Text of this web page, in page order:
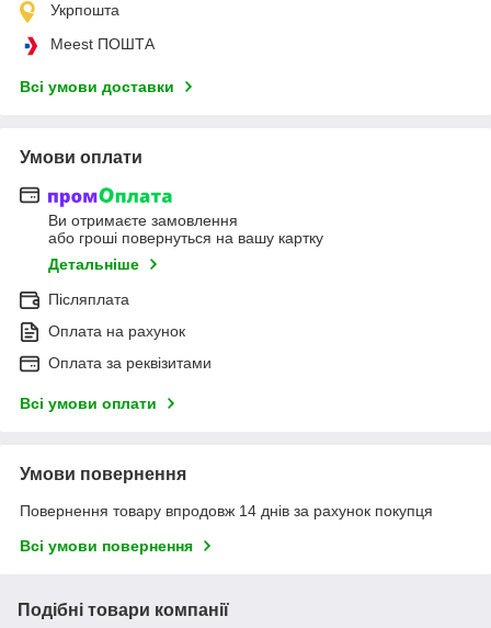
Укрпошта
Meest ПОШТА
Всі умови доставки
Умови оплати
Ви отримаєте замовлення
або гроші повернуться на вашу картку
Детальніше
Післяплата
Оплата на рахунок
Оплата за реквізитами
Всі умови оплати
Умови повернення
Повернення товару впродовж 14 днів за рахунок покупця
Всі умови повернення
Подібні товари компанії